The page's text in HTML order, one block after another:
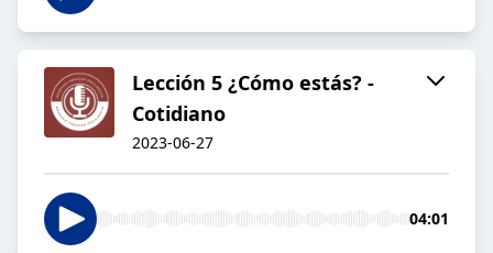
Lección 5 ¿Cómo estás? -
Cotidiano
2023-06-27
04:01